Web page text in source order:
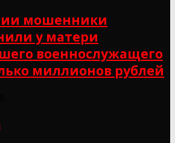
мошенники
у матери
военнослужащего
миллионов рублей